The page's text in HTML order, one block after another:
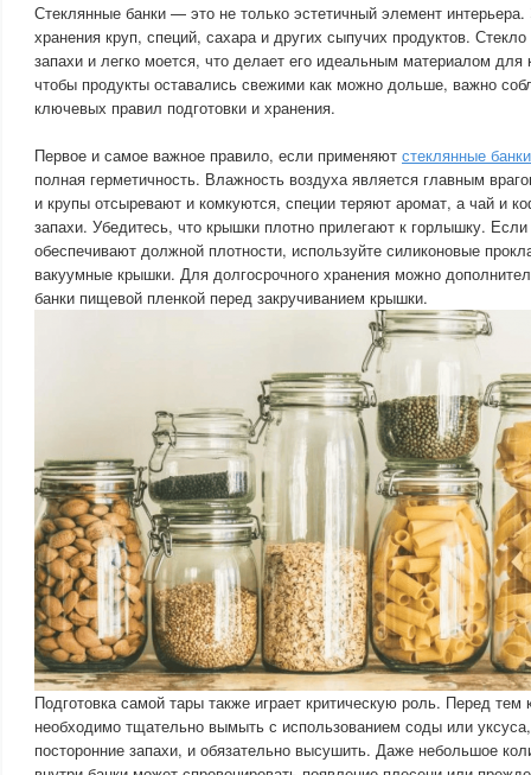
Стеклянные банки — это не только эстетичный элемент
хранения круп, специй, сахара и других сыпучих продуктов.
запахи и легко моется, что делает его идеальным материалом
чтобы продукты оставались свежими как можно дольше, важно
ключевых правил подготовки и хранения.
Первое и самое важное правило, если применяют стеклянные
полная герметичность. Влажность воздуха является главным
и крупы отсыревают и комкуются, специи теряют аромат, а чай и
запахи. Убедитесь, что крышки плотно прилегают к горлышку.
обеспечивают должной плотности, используйте силиконовые
вакуумные крышки. Для долгосрочного хранения можно
банки пищевой пленкой перед закручиванием крышки.
Подготовка самой тары также играет критическую роль. Перед тем
необходимо тщательно вымыть с использованием соды или
посторонние запахи, и обязательно высушить. Даже небольшое